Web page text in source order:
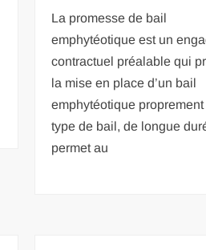
La promesse de bail
emphytéotique est un
contractuel préalable qui
la mise en place d’un bail
emphytéotique
type de bail, de longue
permet au